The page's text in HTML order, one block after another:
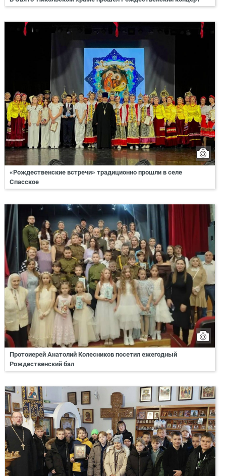
«Рождественские встречи» традиционно прошли в селе
Спасское
Протоиерей Анатолий Колесников посетил ежегодный
Рождественский бал